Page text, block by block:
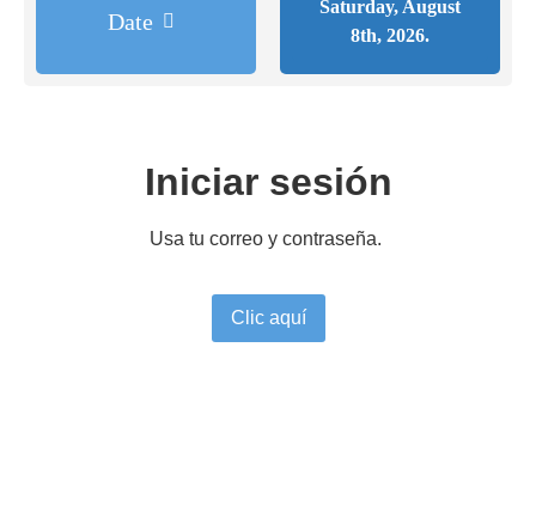
Date
Saturday, August
8th, 2026.
Iniciar sesión
Usa tu correo y contraseña.
Clic aquí